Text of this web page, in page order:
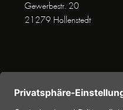
Gewerbestr. 20
21279 Hollenstedt